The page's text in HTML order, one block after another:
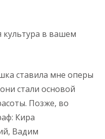
культура в вашем
ставила мне оперы
стали основой
Позже, во
Кира
Вадим